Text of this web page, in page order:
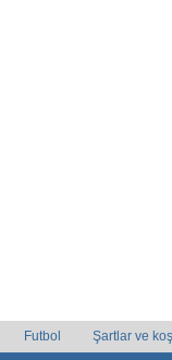
Futbol Şartlar ve